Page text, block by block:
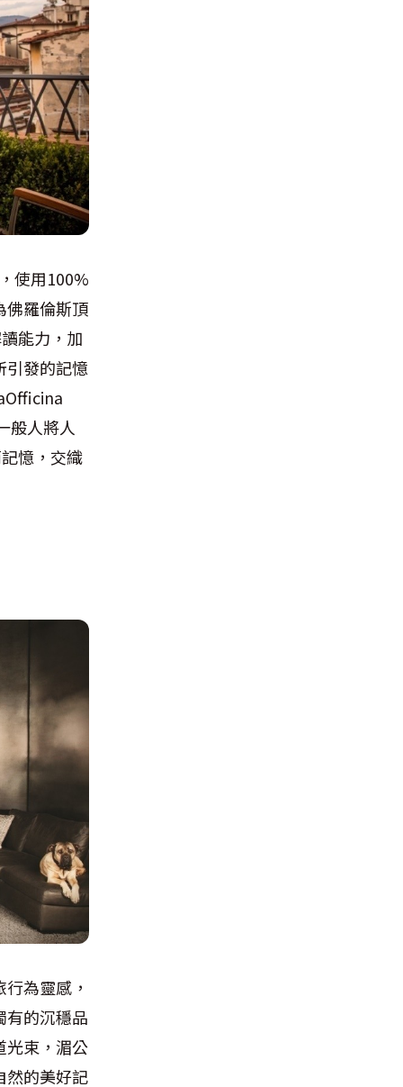
使用100%
佛羅倫斯頂
能力，加
引發的記憶
般人將人
憶，交織
為靈感，
有的沉穩品
光束，湄公
然的美好記